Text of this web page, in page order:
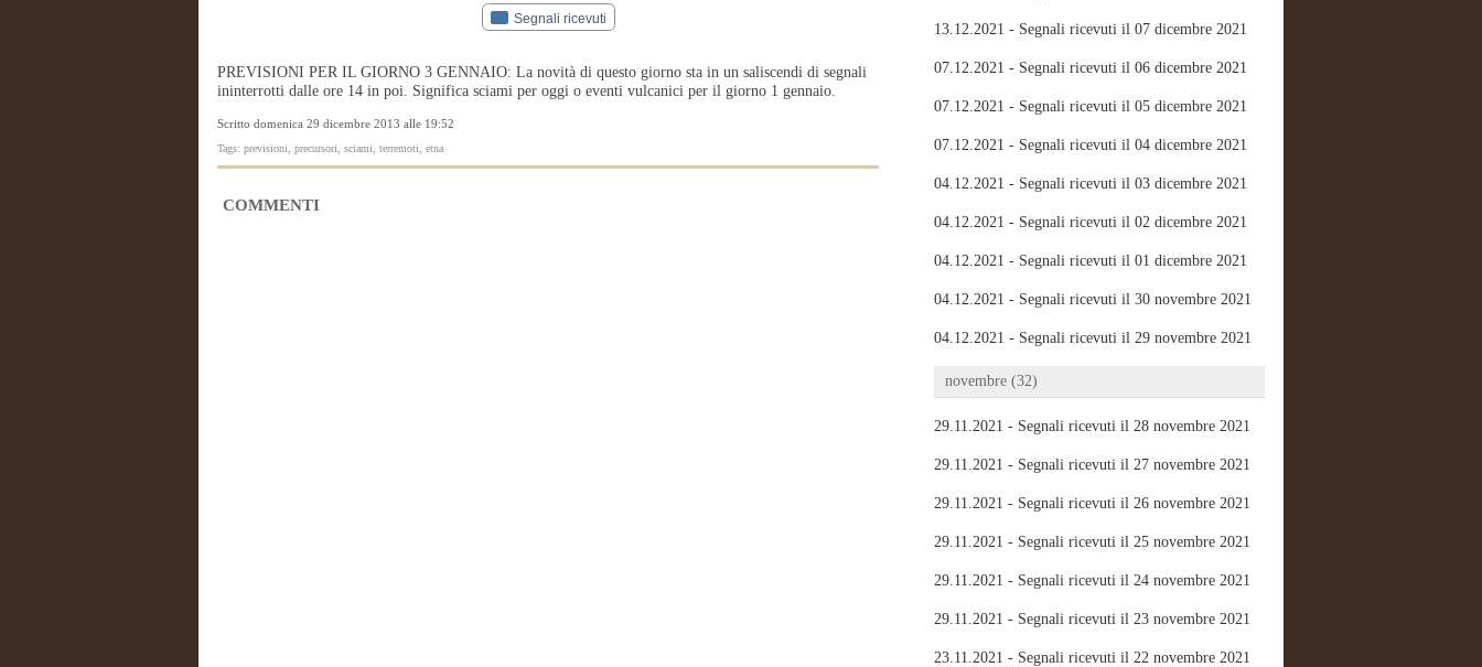
Segnali ricevuti
PREVISIONI PER IL GIORNO 3 GENNAIO: La novità di questo giorno sta in un saliscendi di segnali
ininterrotti dalle ore 14 in poi. Significa sciami per oggi o eventi vulcanici per il giorno 1 gennaio.
Scritto domenica 29 dicembre 2013 alle 19:52
Tags: previsioni, precursori, sciami, terremoti, etna
COMMENTI
13.12.2021 - Segnali ricevuti il 07 dicembre 2021
07.12.2021 - Segnali ricevuti il 06 dicembre 2021
07.12.2021 - Segnali ricevuti il 05 dicembre 2021
07.12.2021 - Segnali ricevuti il 04 dicembre 2021
04.12.2021 - Segnali ricevuti il 03 dicembre 2021
04.12.2021 - Segnali ricevuti il 02 dicembre 2021
04.12.2021 - Segnali ricevuti il 01 dicembre 2021
04.12.2021 - Segnali ricevuti il 30 novembre 2021
04.12.2021 - Segnali ricevuti il 29 novembre 2021
novembre (32)
29.11.2021 - Segnali ricevuti il 28 novembre 2021
29.11.2021 - Segnali ricevuti il 27 novembre 2021
29.11.2021 - Segnali ricevuti il 26 novembre 2021
29.11.2021 - Segnali ricevuti il 25 novembre 2021
29.11.2021 - Segnali ricevuti il 24 novembre 2021
29.11.2021 - Segnali ricevuti il 23 novembre 2021
23.11.2021 - Segnali ricevuti il 22 novembre 2021